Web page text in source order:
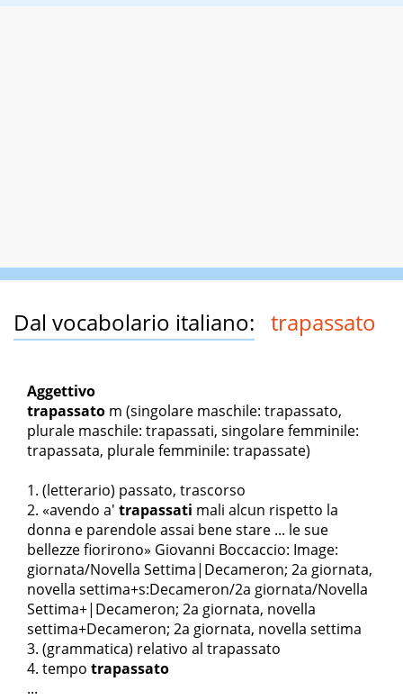
Dal vocabolario italiano: trapassato
Aggettivo
trapassato m (singolare maschile: trapassato,
plurale maschile: trapassati, singolare femminile:
trapassata, plurale femminile: trapassate)
(letterario) passato, trascorso
«avendo a' trapassati mali alcun rispetto la
donna e parendole assai bene stare ... le sue
bellezze fiorirono» Giovanni Boccaccio: Image:
giornata/Novella Settima| Decameron; 2a giornata,
novella settima+s:Decameron/2a giornata/Novella
Settima+| Decameron; 2a giornata, novella
settima+Decameron; 2a giornata, novella settima
(grammatica) relativo al trapassato
tempo trapassato
...